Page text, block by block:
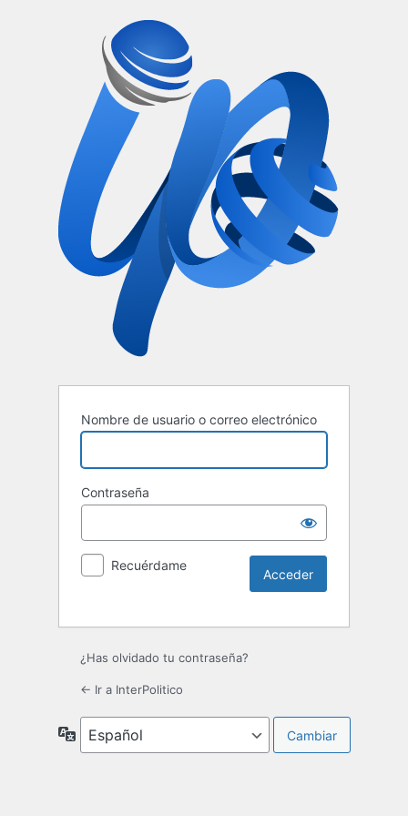
Nombre de usuario o correo electrónico
Contraseña
Recuérdame
¿Has olvidado tu contraseña?
← Ir a InterPolitico
Idioma